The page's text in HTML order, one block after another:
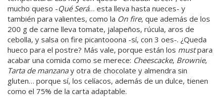
mucho queso -Qué Será… esta lleva hasta nueces- y
también para valientes, como la On fire, que además de los
200 g de carne lleva tomate, jalapeños, rúcula, aros de
cebolla, y salsa on fire picantooona -sí, con 3 oes-. ¿Queda
hueco para el postre? Más vale, porque están los mustpara
acabar una comida como se merece: Cheescacke, Brownie,
Tarta de manzanay otra de chocolate y almendra sin
gluten… porque sí, los celíacos, además de un dulce, tienen
como el 75% de la carta adaptable.